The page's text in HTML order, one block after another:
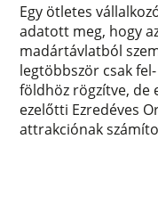
Egy ötletes
adatott meg, hogy
madártávlatból
legtöbbször csak
földhöz rögzítve, de
ezelőtti Ezredéves
attrakciónak